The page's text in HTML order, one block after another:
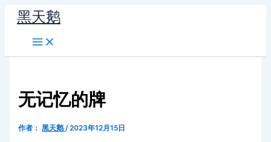
容
黑天鹅
无记忆的牌
作者： 黑天鹅/2023年12月15日